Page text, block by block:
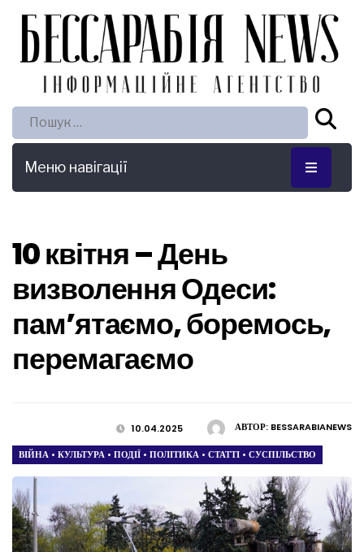
Пошук:
Меню навігації
10 квітня – День
визволення Одеси:
пам’ятаємо, боремось,
перемагаємо
АВТОР: BESSARABIANEWS
10.04.2025
ВІЙНА • КУЛЬТУРА • ПОДІЇ • ПОЛІТИКА • СТАТТІ • СУСПІЛЬСТВО